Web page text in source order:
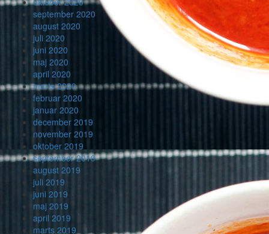
september 2020
august 2020
juli 2020
juni 2020
maj 2020
april 2020
marts 2020
februar 2020
januar 2020
december 2019
november 2019
oktober 2019
september 2019
august 2019
juli 2019
juni 2019
maj 2019
april 2019
marts 2019